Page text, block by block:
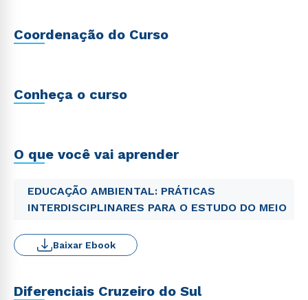
Coordenação do Curso
Conheça o curso
O que você vai aprender
EDUCAÇÃO AMBIENTAL: PRÁTICAS
INTERDISCIPLINARES PARA O ESTUDO DO MEIO
Baixar Ebook
Diferenciais Cruzeiro do Sul